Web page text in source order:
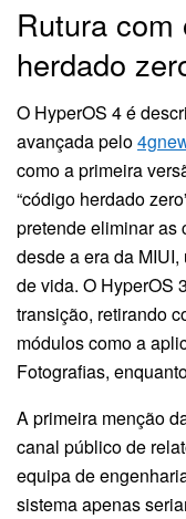
Rutura com
herdado
O HyperOS 4 é
avançada pelo
como a primeira
“código herdado
pretende eliminar as
desde a era da
de vida. O HyperOS
transição, retirando
módulos como a
Fotografias,
A primeira menção
canal público de
equipa de
sistema apenas